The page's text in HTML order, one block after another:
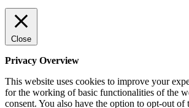
Close
Privacy Overview
This website uses cookies to improve your
for the working of basic functionalities of the
consent. You also have the option to opt-out